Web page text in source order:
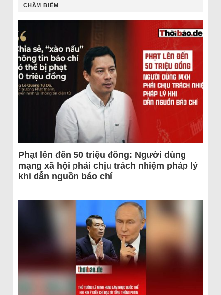
CHÂM BIẾM
Phạt lên đến 50 triệu đồng: Người dùng
mạng xã hội phải chịu trách nhiệm pháp lý
khi dẫn nguồn báo chí